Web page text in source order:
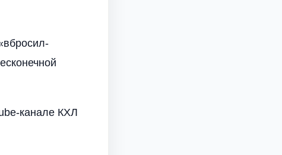
канале КХЛ